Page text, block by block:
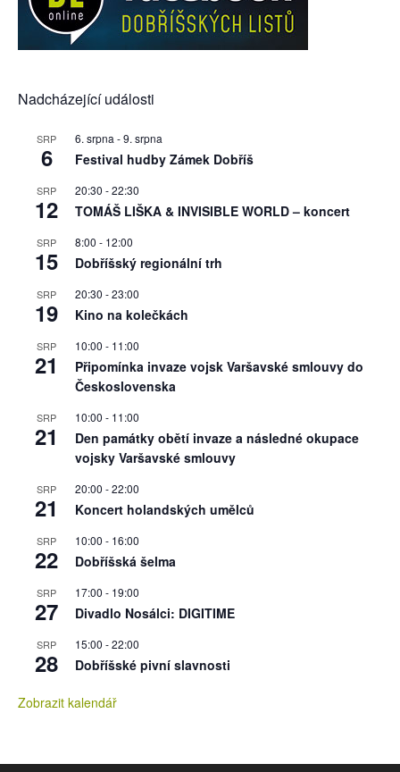
Nadcházející události
SRP
6
6. srpna -9. srpna
Festival hudby Zámek Dobříš
SRP
12
20:30 -22:30
TOMÁŠ LIŠKA & INVISIBLE WORLD – koncert
SRP
15
8:00 - 12:00
Dobříšský regionální trh
SRP
19
20:30 -23:00
Kino na kolečkách
SRP
21
10:00 - 11:00
Připomínka invaze vojsk Varšavské smlouvy do
Československa
SRP
21
10:00 - 11:00
Den památky obětí invaze a následné okupace
vojsky Varšavské smlouvy
SRP
21
20:00 -22:00
Koncert holandských umělců
SRP
22
10:00 - 16:00
Dobříšská šelma
SRP
27
17:00 - 19:00
Divadlo Nosálci: DIGITIME
SRP
28
15:00 -22:00
Dobříšské pivní slavnosti
Zobrazit kalendář